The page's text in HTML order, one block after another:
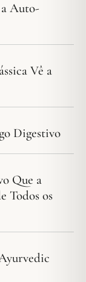
Auto-
Vê a
Digestivo
Que a
Todos os